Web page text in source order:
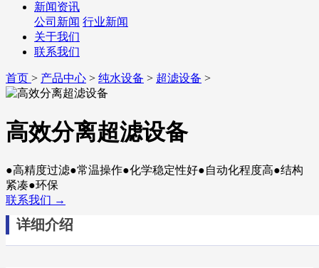
新闻资讯
公司新闻 行业新闻
关于我们
联系我们
首页 > 产品中心 > 纯水设备 > 超滤设备 >
高效分离超滤设备
●高精度过滤●常温操作●化学稳定性好●自动化程度高●结构
紧凑●环保
联系我们 →
详细介绍